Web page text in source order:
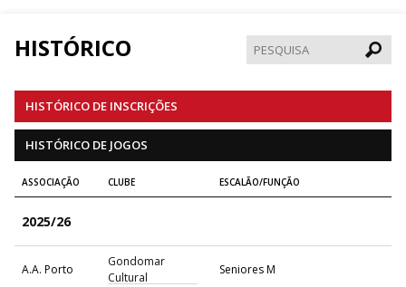
HISTÓRICO
HISTÓRICO DE INSCRIÇÕES
HISTÓRICO DE JOGOS
ASSOCIAÇÃO CLUBE ESCALÃO/FUNÇÃO
2025/26
A.A. Porto
Gondomar
Cultural
Seniores M